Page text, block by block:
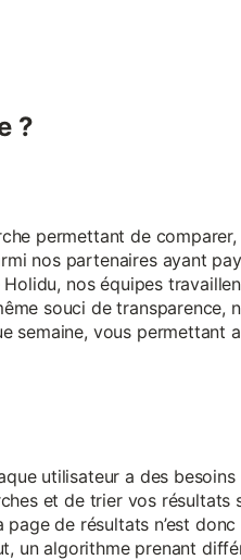
?
permettant de
nos partenaires ayant
nos équipes
souci de
semaine, vous permettant
utilisateur a des
et de trier vos
de résultats n’est
un algorithme prenant